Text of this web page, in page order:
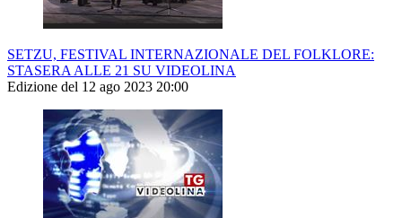
SETZU, FESTIVAL INTERNAZIONALE DEL FOLKLORE:
STASERA ALLE 21 SU VIDEOLINA
Edizione del 12 ago 2023 20:00